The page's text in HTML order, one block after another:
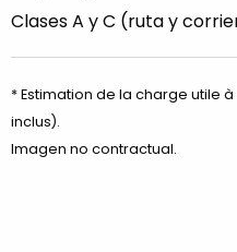
Clases A y C (ruta y
* Estimation de la charge utile
inclus).
Imagen no contractual.